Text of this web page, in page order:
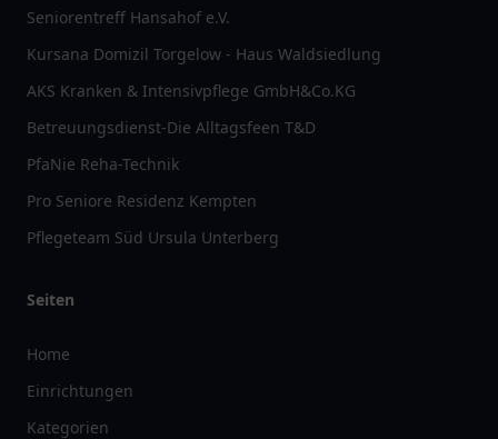
Seniorentreff Hansahof e.V.
Kursana Domizil Torgelow - Haus Waldsiedlung
AKS Kranken & Intensivpflege GmbH&Co.KG
Betreuungsdienst-Die Alltagsfeen T&D
PfaNie Reha-Technik
Pro Seniore Residenz Kempten
Pflegeteam Süd Ursula Unterberg
Seiten
Home
Einrichtungen
Kategorien